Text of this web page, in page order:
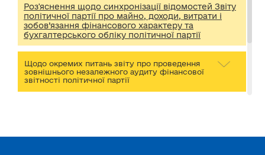
Роз'яснення щодо синхронізації відомостей Звіту
політичної партії про майно, доходи, витрати і
зобов’язання фінансового характеру та
бухгалтерського обліку політичної партії
Щодо окремих питань звіту про проведення
зовнішнього незалежного аудиту фінансової
звітності політичної партії